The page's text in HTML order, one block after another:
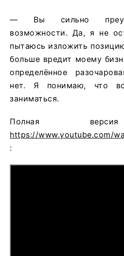
— Вы сильно
возможности. Да, я не
пытаюсь изложить
больше вредит моему
определённое
нет. Я понимаю, что
заниматься.
Полная
https://www.youtube.com/
: